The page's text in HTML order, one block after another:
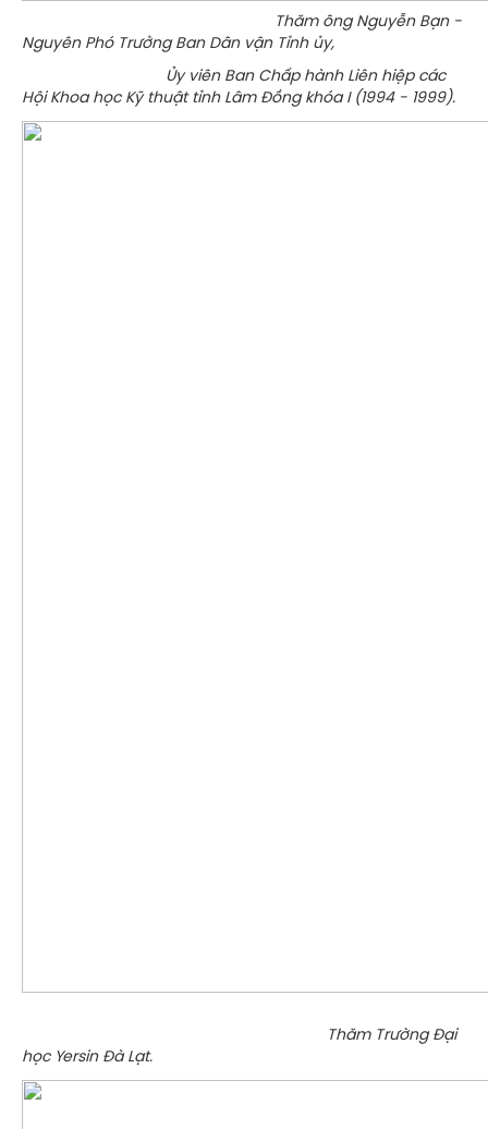
Thăm ông Nguyễn Bạn -
Nguyên Phó Trưởng Ban Dân vận Tỉnh ủy,
Ủy viên Ban Chấp hành Liên hiệp các
Hội Khoa học Kỹ thuật tỉnh Lâm Đồng khóa I (1994 - 1999).
Thăm Trường Đại
học Yersin Đà Lạt.